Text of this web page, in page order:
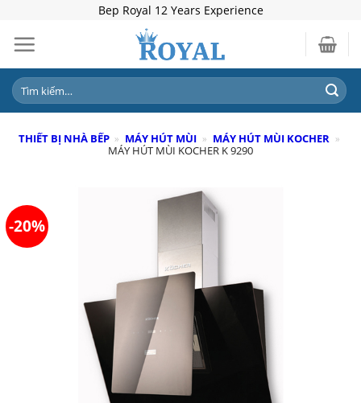
content
Bep Royal 12 Years Experience
Tìm
kiếm:
THIẾT BỊ NHÀ BẾP » MÁY HÚT MÙI » MÁY HÚT MÙI KOCHER »
MÁY HÚT MÙI KOCHER K 9290
-20%